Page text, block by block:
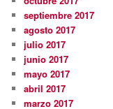
septiembre 2017
agosto 2017
julio 2017
junio 2017
mayo 2017
abril 2017
marzo 2017